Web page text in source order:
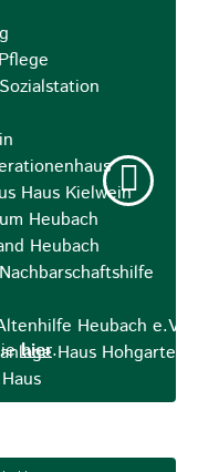
Haus Kielwein
Heubach
Heubach
Heubach e.V.
Haus Hohgarten
hier.